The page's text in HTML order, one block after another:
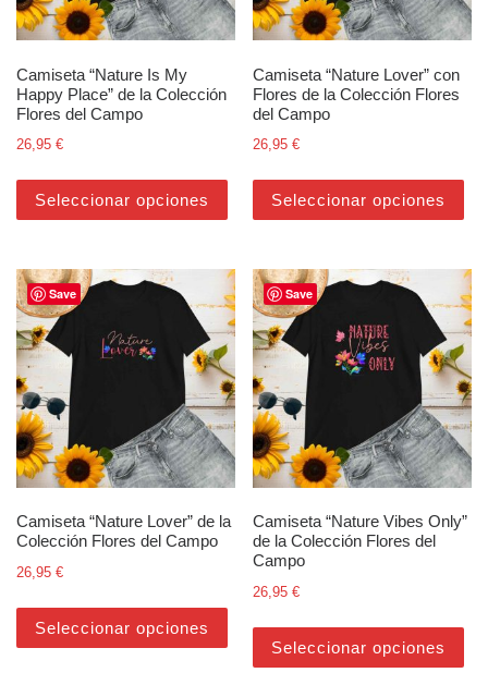
Camiseta “Nature Is My
Happy Place” de la Colección
Flores del Campo
26,95 €
Seleccionar opciones
Este producto tiene múltiples
Camiseta “Nature Lover” con
Flores de la Colección Flores
del Campo
26,95€
Seleccionar opciones
Save
Camiseta “Nature Lover” de la
Colección Flores del Campo
26,95 €
Seleccionar opciones
Este producto tiene múltiples
Save
Camiseta “Nature Vibes Only”
de la Colección Flores del
Campo
26,95€
Seleccionar opciones